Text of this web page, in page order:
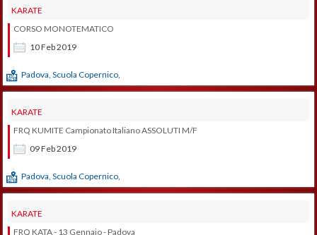
KARATE
10Feb2019
CORSO MONOTEMATICO
Padova, Scuola Copernico,
KARATE
09Feb2019
FRQ KUMITE Campionato Italiano ASSOLUTI M/F
Padova, Scuola Copernico,
KARATE
FRQ KATA - 13 Gennaio - Padova